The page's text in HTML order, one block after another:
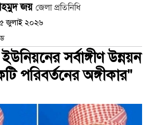
জয় জেলা প্রতিনিধি
জুলাই ২০২৬
সর্বাঙ্গীণ উন্নয়ন
পরিবর্তনের অঙ্গীকার"